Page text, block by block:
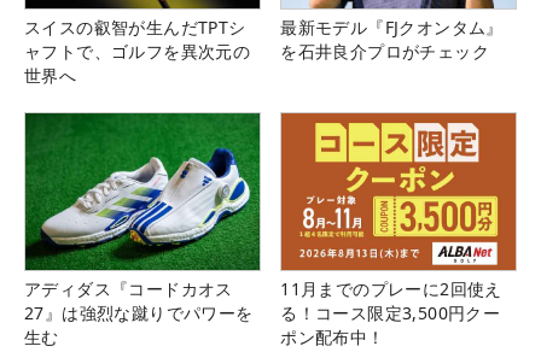
スイスの叡智が生んだTPTシ
ャフトで、ゴルフを異次元の
世界へ
最新モデル『FJクオンタム』
を石井良介プロがチェック
アディダス『コードカオス
27』は強烈な蹴りでパワーを
生む
11月までのプレーに2回使え
る！コース限定3,500円クー
ポン配布中！